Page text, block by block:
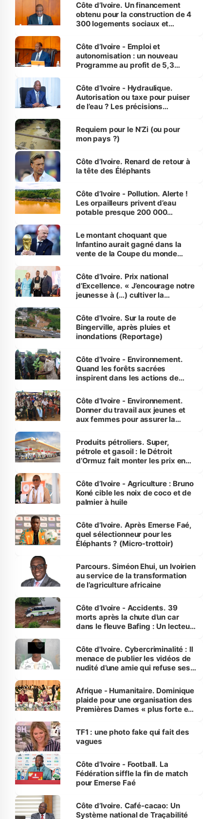
Côte d’Ivoire. Un financement
obtenu pour la construction de 4
300 logements sociaux et
et Yamoussoukro
Côte d’Ivoire - Emploi et
autonomisation : un nouveau
Programme au profit de 5,3
Côte d’Ivoire - Hydraulique.
Autorisation ou taxe pour puiser
de l’eau ? Les précisions
Requiem pour le N’Zi (ou pour
mon pays ?)
Côte d’Ivoire. Renard de retour à
la tête des Éléphants
Côte d’Ivoire - Pollution. Alerte !
Les orpailleurs privent d’eau
potable presque 200 000
Le montant choquant que
Infantino aurait gagné dans la
vente de la Coupe du monde
Côte d’Ivoire. Prix national
d’Excellence. « J’encourage notre
jeunesse à (…) cultiver la
(Alassane Ouattara
Côte d'Ivoire. Sur la route de
Bingerville, après pluies et
inondations (Reportage)
Côte d’Ivoire - Environnement.
Quand les forêts sacrées
inspirent dans les actions de
Côte d’Ivoire - Environnement.
Donner du travail aux jeunes et
aux femmes pour assurer la
menacées
Produits pétroliers. Super,
pétrole et gasoil : le Détroit
d’Ormuz fait monter les prix en
Côte d’Ivoire - Agriculture : Bruno
Koné cible les noix de coco et de
palmier à huile
Côte d’Ivoire. Après Emerse Faé,
quel sélectionneur pour les
Éléphants ? (Micro-trottoir)
Parcours. Siméon Ehui, un Ivoirien
au service de la transformation
de l’agriculture africaine
Côte d’Ivoire - Accidents. 39
morts après la chute d’un car
dans le fleuve Bafing : Un lecteur
des Transports
Côte d'Ivoire. Cybercriminalité : Il
menace de publier les vidéos de
nudité d’une amie qui refuse ses
Afrique - Humanitaire. Dominique
plaide pour une organisation des
Premières Dames « plus forte et
sur la scène internationale »
TF1 : une photo fake qui fait des
vagues
Côte d’Ivoire - Football. La
Fédération siffle la fin de match
pour Emerse Faé
Côte d’Ivoire. Café-cacao: Un
Système national de Traçabilité